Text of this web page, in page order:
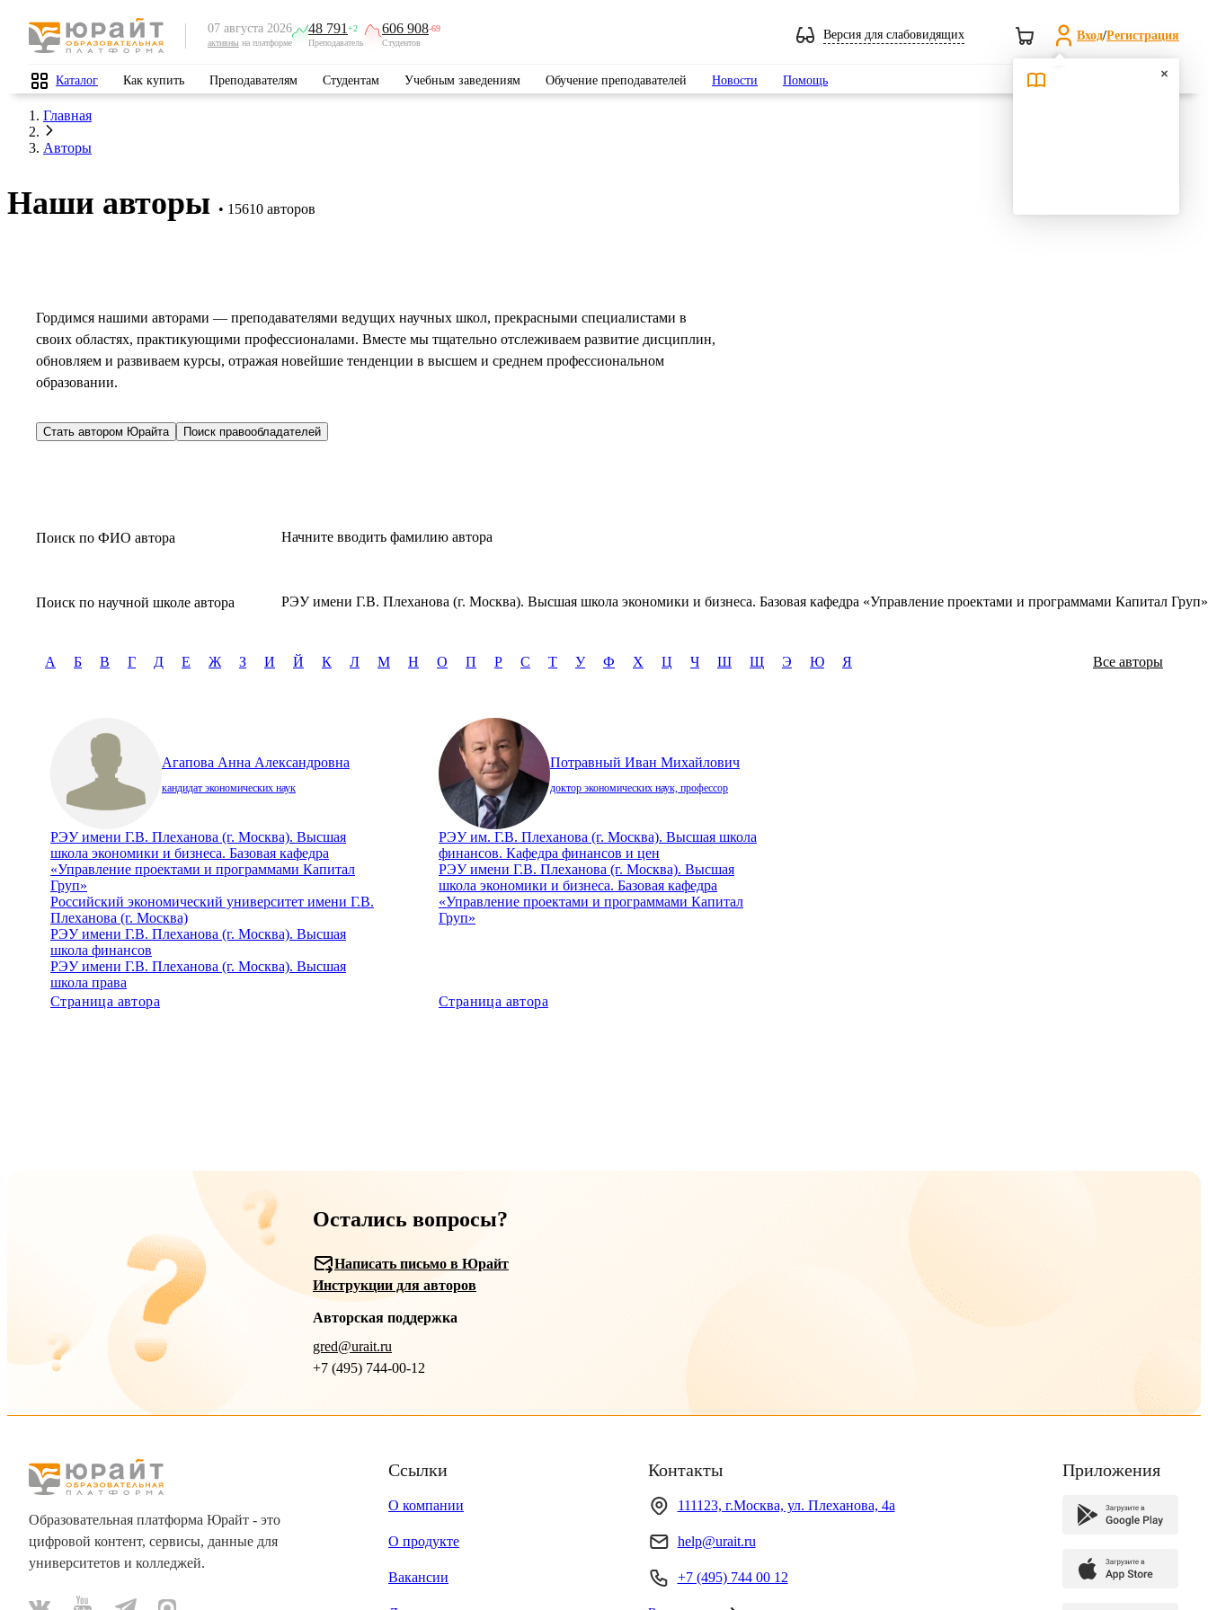
07 августа 2026
активны на платформе
48 791 +2
Преподаватель
606 908-69
Студентов
Версия для слабовидящих Вход/Регистрация
Каталог Как купить Преподавателям Студентам Учебным заведениям Обучение преподавателей Новости Помощь Поиск
Главная
Авторы
Наши авторы 15610 авторов
Гордимся нашими авторами — преподавателями ведущих научных школ, прекрасными специалистами в
своих областях, практикующими профессионалами. Вместе мы тщательно отслеживаем развитие дисциплин,
обновляем и развиваем курсы, отражая новейшие тенденции в высшем и среднем профессиональном
образовании.
Стать автором Юрайта Поиск правообладателей
Поиск по ФИО автора Начните вводить фамилию автора
Поиск по научной школе автора РЭУ имени Г.В. Плеханова (г. Москва). Высшая школа экономики и бизнеса. Базовая кафедра «Управление проектами и программами Капитал Груп»
А Б В Г Д Е Ж З И Й К Л М Н О П Р С Т У Ф Х Ц Ч Ш Щ Э Ю Я Все авторы
Агапова Анна Александровна
кандидат экономических наук
РЭУ имени Г.В. Плеханова (г. Москва). Высшая
школа экономики и бизнеса. Базовая кафедра
«Управление проектами и программами Капитал
Груп»
Российский экономический университет имени Г.В.
Плеханова (г. Москва)
РЭУ имени Г.В. Плеханова (г. Москва). Высшая
школа финансов
РЭУ имени Г.В. Плеханова (г. Москва). Высшая
школа права
Страница автора
Потравный Иван Михайлович
доктор экономических наук, профессор
РЭУ им. Г.В. Плеханова (г. Москва). Высшая школа
финансов. Кафедра финансов и цен
РЭУ имени Г.В. Плеханова (г. Москва). Высшая
школа экономики и бизнеса. Базовая кафедра
«Управление проектами и программами Капитал
Груп»
Страница автора
Остались вопросы?
Написать письмо в Юрайт
Инструкции для авторов
Авторская поддержка
gred@urait.ru
+7 (495) 744-00-12
Образовательная платформа Юрайт - это
цифровой контент, сервисы, данные для
университетов и колледжей.
Ссылки
О компании
О продукте
Вакансии
Контакты
111123, г.Москва, ул. Плеханова, 4а
help@urait.ru
+7 (495) 744 00 12
Приложения